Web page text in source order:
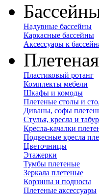
Надувные бассейны
Каркасные бассейны
Аксессуары к
Пластиковый ротанг
Комплекты мебели
Шкафы и комоды
Плетеные столы и
Диваны, софы
Стулья, кресла и
Кресла-качалки
Подвесные кресла
Цветочницы
Этажерки
Тумбы плетеные
Зеркала плетеные
Корзины и подносы
Плетеные аксессуары